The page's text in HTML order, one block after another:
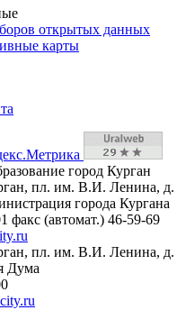
открытых данных
карты
город Курган
пл. им. В.И. Ленина,
города Кургана
факс (автомат.) 46-59-69
пл. им. В.И. Ленина,
Дума